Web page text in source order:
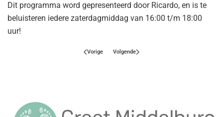
Dit programma word gepresenteerd door Ricardo, en is te
beluisteren iedere zaterdagmiddag van 16:00 t/m 18:00
uur!
Vorige Volgende